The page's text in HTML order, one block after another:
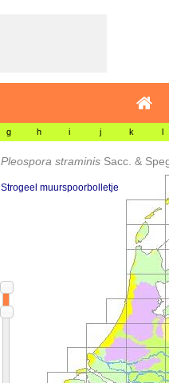
g h i j k l
Pleospora straminis Sacc. &
Strogeel muurspoorbolletje